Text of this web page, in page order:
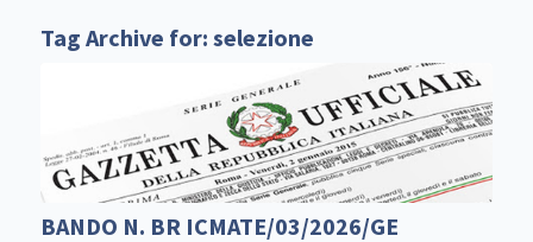
Tag Archive for: selezione
BANDO N. BR ICMATE/03/2026/GE